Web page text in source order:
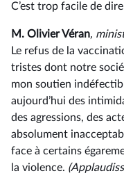
C’est trop facile de
M. Olivier Véran,
Le refus de la
tristes dont notre
mon soutien
aujourd’hui des
des agressions, des
absolument
face à certains
la violence.